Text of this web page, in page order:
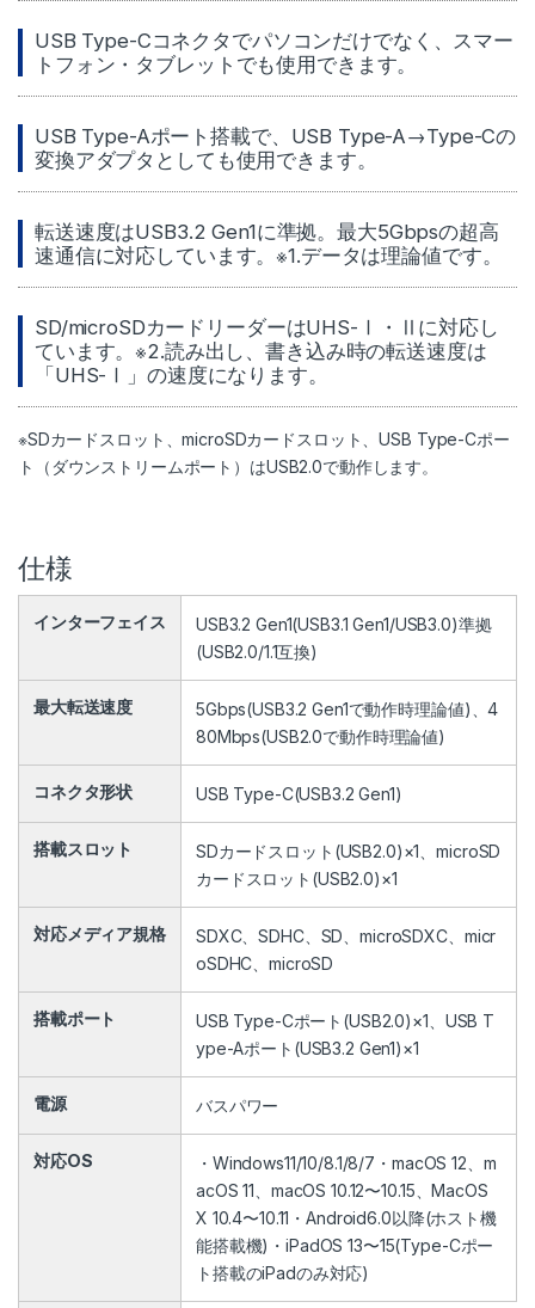
USB Type-Cコネクタでパソコンだけでなく、スマー
トフォン・タブレットでも使用できます。
USB Type-Aポート搭載で、USB Type-A→Type-Cの
変換アダプタとしても使用できます。
転送速度はUSB3.2 Gen1に準拠。最大5Gbpsの超高
速通信に対応しています。※1.データは理論値です。
SD/microSDカードリーダーはUHS-Ⅰ・Ⅱに対応し
ています。※2.読み出し、書き込み時の転送速度は
「UHS-Ⅰ」の速度になります。
※SDカードスロット、microSDカードスロット、USB Type-Cポー
ト（ダウンストリームポート）はUSB2.0で動作します。
仕様
インターフェイス
USB3.2 Gen1(USB3.1 Gen1/USB3.0)準拠
(USB2.0/1.1互換)
最大転送速度
5Gbps(USB3.2 Gen1で動作時理論値)、4
80Mbps(USB2.0で動作時理論値)
コネクタ形状 USB Type-C(USB3.2 Gen1)
搭載スロット
SDカードスロット(USB2.0)×1、microSD
カードスロット(USB2.0)×1
対応メディア規格
SDXC、SDHC、SD、microSDXC、micr
oSDHC、microSD
搭載ポート
USB Type-Cポート(USB2.0)×1、USB T
ype-Aポート(USB3.2 Gen1)×1
電源 バスパワー
対応OS
・Windows11/10/8.1/8/7・macOS 12、m
acOS 11、macOS 10.12〜10.15、MacOS
X 10.4〜10.11・Android6.0以降(ホスト機
能搭載機)・iPadOS 13〜15(Type-Cポー
ト搭載のiPadのみ対応)